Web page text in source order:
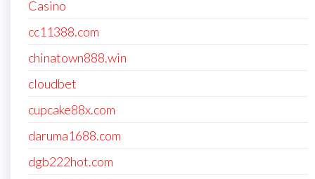
Casino
cc11388.com
chinatown888.win
cloudbet
cupcake88x.com
daruma1688.com
dgb222hot.com